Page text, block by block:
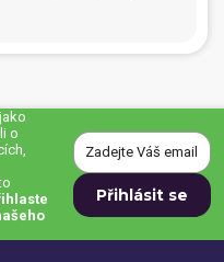
napíšte nám
eshop@faxcopy.cz
o